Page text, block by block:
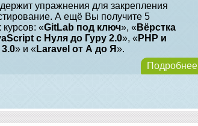
упражнения для закрепления
А ещё Вы получите 5
«GitLab под ключ», « Вёрстка
с Нуля до Гуру 2.0», «PHP и
» и « Laravel от А до Я».
Подробнее